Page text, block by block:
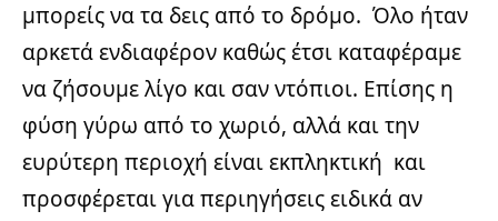
μπορείς να τα δεις από το δρόμο. Όλο ήταν
αρκετά ενδιαφέρον καθώς έτσι καταφέραμε
να ζήσουμε λίγο και σαν ντόπιοι. Επίσης η
φύση γύρω από το χωριό, αλλά και την
ευρύτερη περιοχή είναι εκπληκτική και
προσφέρεται για περιηγήσεις ειδικά αν